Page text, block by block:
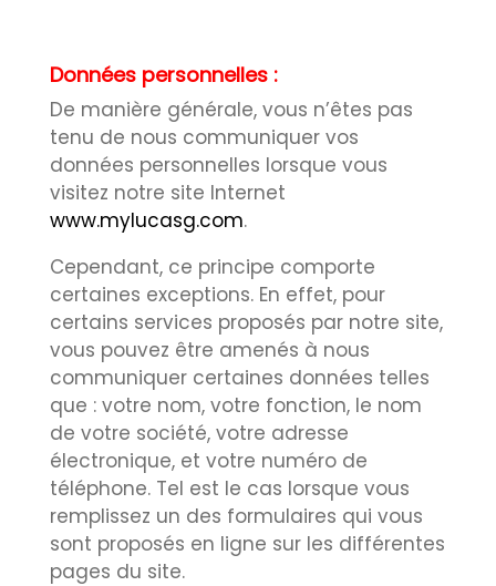
Données personnelles :
De manière générale, vous n’êtes pas
tenu de nous communiquer vos
données personnelles lorsque vous
visitez notre site Internet
www.mylucasg.com.
Cependant, ce principe comporte
certaines exceptions. En effet, pour
certains services proposés par notre site,
vous pouvez être amenés à nous
communiquer certaines données telles
que : votre nom, votre fonction, le nom
de votre société, votre adresse
électronique, et votre numéro de
téléphone. Tel est le cas lorsque vous
remplissez un des formulaires qui vous
sont proposés en ligne sur les différentes
pages du site.